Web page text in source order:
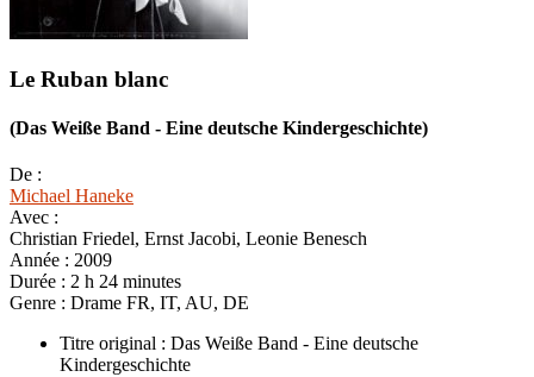
Le Ruban blanc
(Das Weiße Band - Eine deutsche Kindergeschichte)
De :
Michael Haneke
Avec :
Christian Friedel, Ernst Jacobi, Leonie Benesch
Année : 2009
Durée : 2 h 24 minutes
Genre : Drame FR, IT, AU, DE
Titre original : Das Weiße Band - Eine deutsche
Kindergeschichte